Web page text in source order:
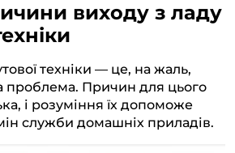
виходу з ладу
техніки — це, на жаль,
проблема. Причин для цього
і розуміння їх допоможе
служби домашніх приладів.